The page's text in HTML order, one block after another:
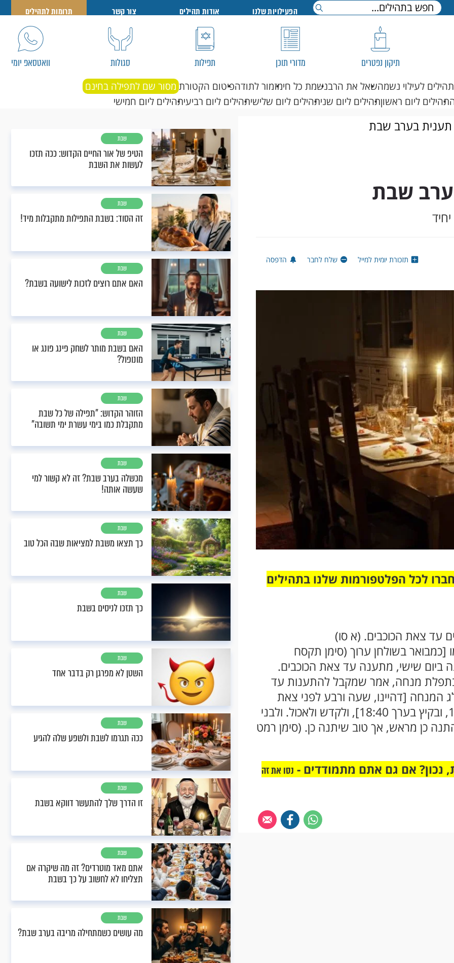
הפעילויות שלנו אודות תהילים צור קשר תרומות לתהילים
תיקון נפטרים מדורי תוכן תפילות סגולות וואטסאפ יומי
תהילים לעילוי נשמהשאל את הרבנשמת כל חימזמור לתודהפיטום הקטורת מסור שם לתפילה בחינם
תהילים ליום ראשוןתהילים ליום שניתהילים ליום שלישיתהילים ליום רביעיתהילים ליום חמישי
בערב שבת
שבת
תזכורת יומית למייל שלח לחבר הדפסה
לכל הפלטפורמות שלנו בתהילים
עד צאת הכוכבים. (א סו)
בשולחן ערוך (סימן תקסח
ביום שישי, מתענה עד צאת הכוכבים.
מנחה, אמר שמקבל להתענות עד
המנחה [דהיינו, שעה ורבע לפני צאת
הכוכבים בשעות זמניות. בחורף בערך 15:50, ובקיץ בערך 18:40], ולקדש ולאכול. ולבני
כן מראש, אך טוב שיתנה כן. (סימן רמט
נכון? אם גם אתם מתמודדים - נסו את זה
שבת
הטיפ של אור החיים הקדוש: ככה תזכו
לעשות את השבת
שבת
זה הסוד: בשבת התפילות מתקבלות מיד!
שבת
האם אתם רוצים לזכות לישועה בשבת?
שבת
האם בשבת מותר לשחק פינג פונג או
מונופול?
שבת
הזוהר הקדוש: "תפילה של כל שבת
מתקבלת כמו בימי עשרת ימי תשובה"
שבת
מכשלה בערב שבת? זה לא קשור למי
שעשה אותה!
שבת
כך תצאו משבת למציאות שבה הכל טוב
שבת
כך תזכו לניסים בשבת
שבת
השטן לא מפרגן רק בדבר אחד
שבת
ככה תגרמו לשבת ולשפע שלה להגיע
שבת
זו הדרך שלך להתעשר דווקא בשבת
שבת
אתם מאד מוטרדים? זה מה שיקרה אם
תצליחו לא לחשוב על כך בשבת
שבת
מה עושים כשמתחילה מריבה בערב שבת?